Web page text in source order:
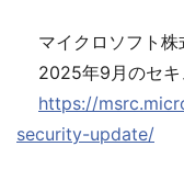
マイクロソフト株
2025年9月のセキ
https://
security-update/